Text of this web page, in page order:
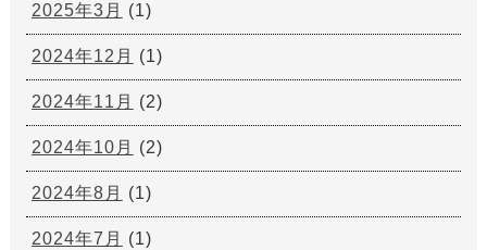
2025年3月 (1)
2024年12月 (1)
2024年11月 (2)
2024年10月 (2)
2024年8月 (1)
2024年7月 (1)